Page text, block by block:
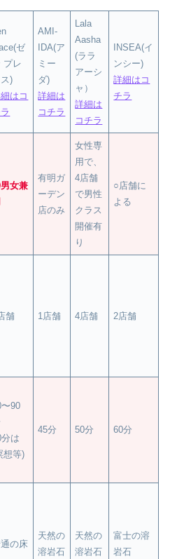
ゼ
プレ
)
はコ
AMI-
IDA(ア
ミー
ダ)
詳細は
コチラ
Lala
Aasha
(ララ
アーシ
ャ）
詳細は
コチラ
INSEA(イ
ンシー)
詳細はコ
チラ
男女兼
有明ガ
ーデン
店のみ
女性専
用で、
4店舗
で男性
クラス
開催有
り
○店舗に
よる
舗 1店舗 4店舗 2店舗
〜90
は
想等)
45分 50分 60分
の床
天然の
溶岩石
天然の
溶岩石
富士の溶
岩石